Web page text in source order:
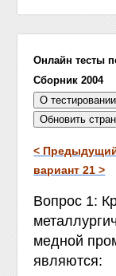
Онлайн тесты
Сборник 2004
<
вариант 21 >
Вопрос 1:
медной
являются: